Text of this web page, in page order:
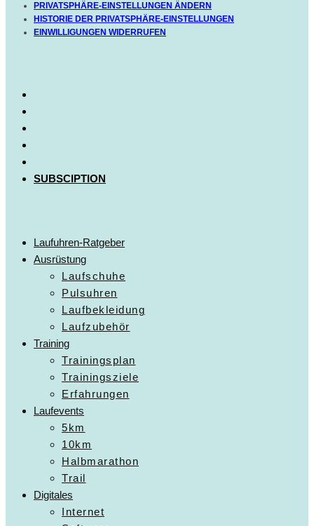
PRIVATSPHÄRE-EINSTELLUNGEN ÄNDERN
HISTORIE DER PRIVATSPHÄRE-EINSTELLUNGEN
EINWILLIGUNGEN WIDERRUFEN
SUBSCIPTION
Laufuhren-Ratgeber
Ausrüstung
Laufschuhe
Pulsuhren
Laufbekleidung
Laufzubehör
Training
Trainingsplan
Trainingsziele
Erfahrungen
Laufevents
5km
10km
Halbmarathon
Trail
Digitales
Internet